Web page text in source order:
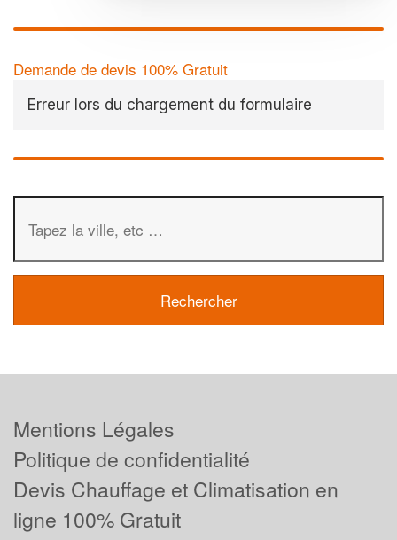
Demande de devis 100% Gratuit
Erreur lors du chargement du formulaire
Mentions Légales
Politique de confidentialité
Devis Chauffage et Climatisation en
ligne 100% Gratuit